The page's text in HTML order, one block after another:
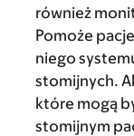
również
Pomoże
niego
stomijnych.
które mogą
stomijnym